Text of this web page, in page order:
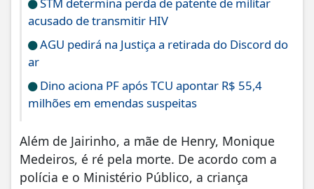
STM determina perda de patente de militar
acusado de transmitir HIV
AGU pedirá na Justiça a retirada do Discord do
ar
Dino aciona PF após TCU apontar R$ 55,4
milhões em emendas suspeitas
Além de Jairinho, a mãe de Henry, Monique
Medeiros, é ré pela morte. De acordo com a
polícia e o Ministério Público, a criança